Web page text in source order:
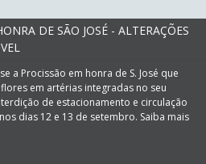
DE SÃO JOSÉ - ALTERAÇÕES
a Procissão em honra de S. José que
em artérias integradas no seu
de estacionamento e circulação
dias 12 e 13 de setembro. Saiba mais